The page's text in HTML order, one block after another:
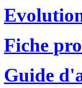
Fiche
Guide